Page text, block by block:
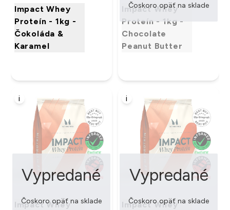
Impact Whey
Proteín - 1kg -
Čokoláda &
Karamel
Impact Whey
Proteín - 1kg -
Chocolate
Peanut Butter
Čoskoro opäť na sklade
i
Impact Whey
Vypredané
Čoskoro opäť na sklade
i
Impact Whey
Vypredané
Čoskoro opäť na sklade